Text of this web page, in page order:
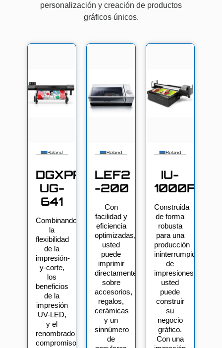
personalización y creación de productos
gráficos únicos.
DGXPRESS
UG-
641
Combinando
la
flexibilidad
de la
impresión-
y-corte,
los
beneficios
de la
impresión
UV-LED,
y el
renombrado
compromiso
LEF2
-200
Con
facilidad y
eficiencia
optimizadas,
usted
puede
imprimir
directamente
sobre
accesorios,
regalos,
cerámicas
y un
sinnúmero
de
IU-
1000F
Construida
de forma
robusta
para una
producción
ininterrumpida
de
impresiones,
usted
puede
construir
su
negocio
gráfico.
Con una